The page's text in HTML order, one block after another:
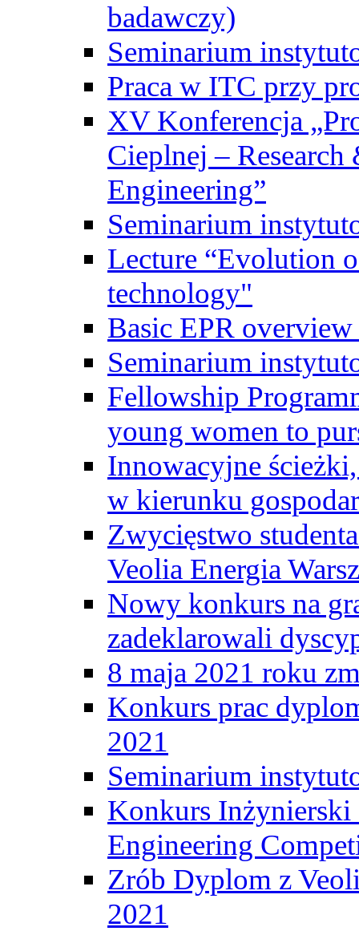
badawczy)
Seminarium
Praca w ITC przy
XV Konferencja
Cieplnej –
Engineering”
Seminarium
Lecture “Evolution
technology"
Basic EPR overview
Seminarium
Fellowship
young women to
Innowacyjne
w kierunku
Zwycięstwo
Veolia Energia
Nowy konkurs na
zadeklarowali
8 maja 2021 roku
Konkurs prac
2021
Seminarium
Konkurs
Engineering
Zrób Dyplom z
2021